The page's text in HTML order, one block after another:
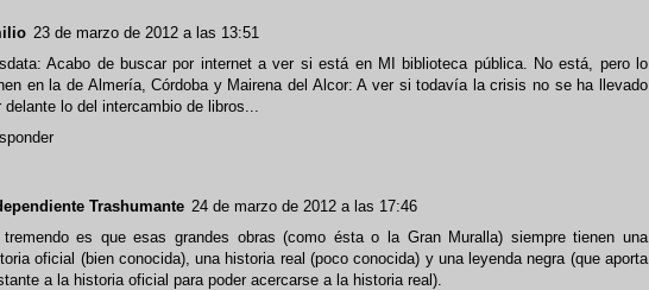
23 de marzo de 2012 a las 13:51
Acabo de buscar por internet a ver si está en MI biblioteca pública. No está, pero lo
en la de Almería, Córdoba y Mairena del Alcor: A ver si todavía la crisis no se ha llevado
delante lo del intercambio de libros...
Trashumante 24 de marzo de 2012 a las 17:46
tremendo es que esas grandes obras (como ésta o la Gran Muralla) siempre tienen una
oficial (bien conocida), una historia real (poco conocida) y una leyenda negra (que aporta
a la historia oficial para poder acercarse a la historia real).